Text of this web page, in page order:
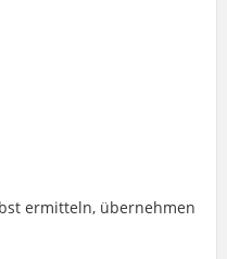
ermitteln, übernehmen